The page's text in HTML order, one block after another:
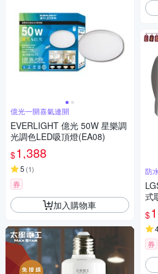
億光一開喜氣連開
EVERLIGHT 億光 50W 星樂調
光調色LED吸頂燈(EA08)
$1,388
5 (1)
券
加入購物車
防
護
式
內
$
券